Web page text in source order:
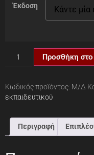
Έκδοση
Προσθήκη
Κωδικός προϊόντος: Μ/Δ
εκπαιδευτικού
Περιγραφή